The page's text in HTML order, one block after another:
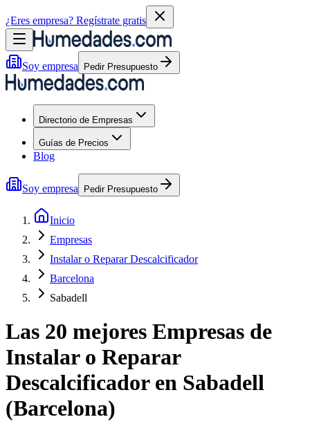
¿Eres empresa? Regístrate gratis
Soy empresa Pedir Presupuesto
Directorio de Empresas
Guías de Precios
Blog
Soy empresa Pedir Presupuesto
Inicio
Empresas
Instalar o Reparar Descalcificador
Barcelona
Sabadell
Las 20 mejores Empresas de
Instalar o Reparar
Descalcificadoren Sabadell
(Barcelona)